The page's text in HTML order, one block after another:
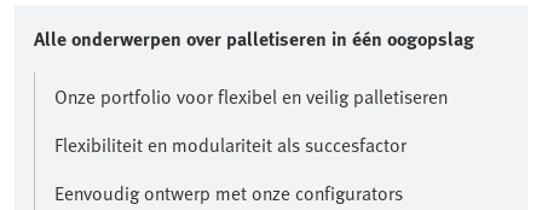
Alle onderwerpen over palletiseren in één oogopslag
Onze portfolio voor flexibel en veilig palletiseren
Flexibiliteit en modulariteit als succesfactor
Eenvoudig ontwerp met onze configurators